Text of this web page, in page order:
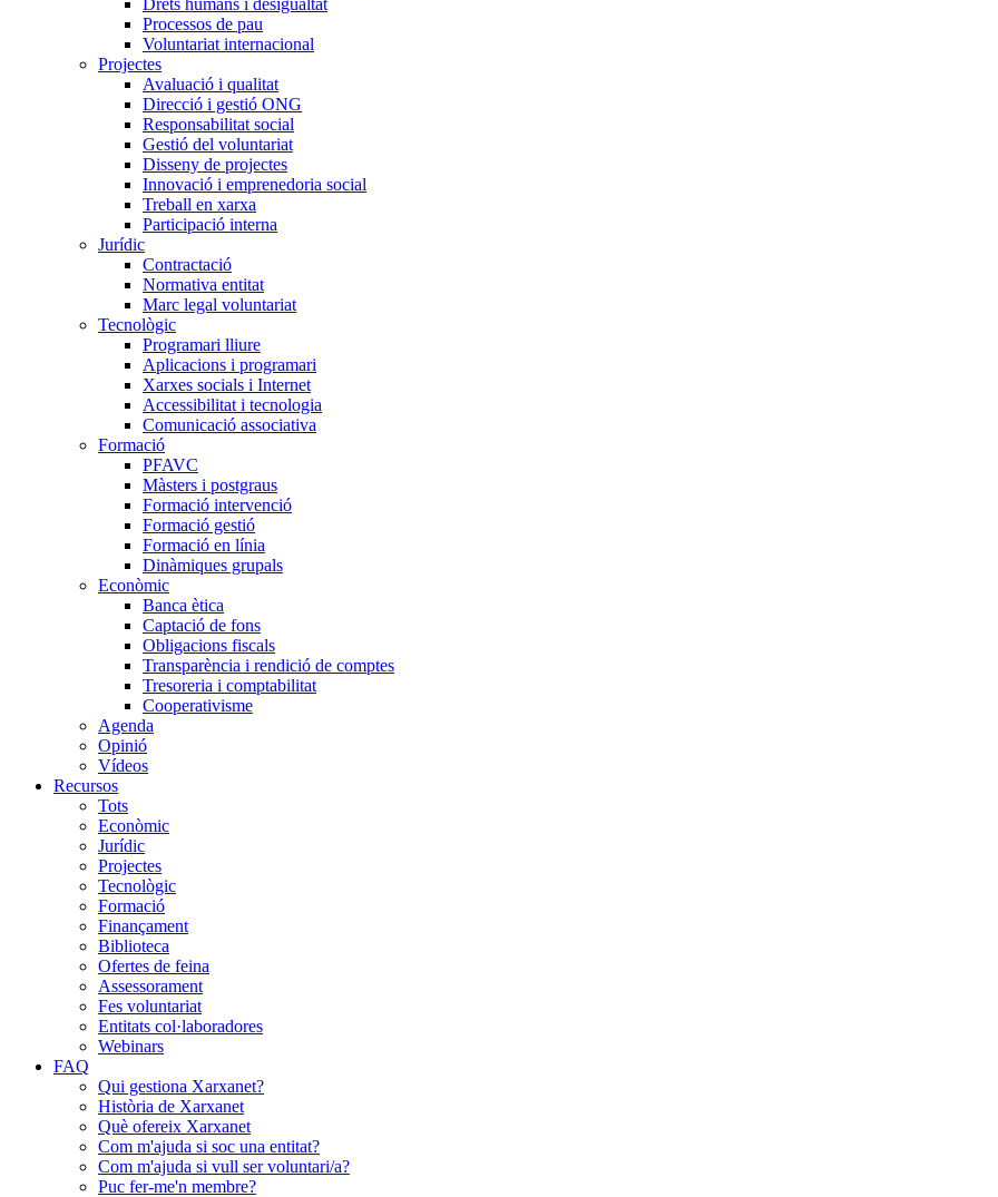
Drets humans i desigualtat
Processos de pau
Voluntariat internacional
Projectes
Avaluació i qualitat
Direcció i gestió ONG
Responsabilitat social
Gestió del voluntariat
Disseny de projectes
Innovació i emprenedoria social
Treball en xarxa
Participació interna
Jurídic
Contractació
Normativa entitat
Marc legal voluntariat
Tecnològic
Programari lliure
Aplicacions i programari
Xarxes socials i Internet
Accessibilitat i tecnologia
Comunicació associativa
Formació
PFAVC
Màsters i postgraus
Formació intervenció
Formació gestió
Formació en línia
Dinàmiques grupals
Econòmic
Banca ètica
Captació de fons
Obligacions fiscals
Transparència i rendició de comptes
Tresoreria i comptabilitat
Cooperativisme
Agenda
Opinió
Vídeos
Recursos
Tots
Econòmic
Jurídic
Projectes
Tecnològic
Formació
Finançament
Biblioteca
Ofertes de feina
Assessorament
Fes voluntariat
Entitats col·laboradores
Webinars
FAQ
Qui gestiona Xarxanet?
Història de Xarxanet
Què ofereix Xarxanet
Com m'ajuda si soc una entitat?
Com m'ajuda si vull ser voluntari/a?
Puc fer-me'n membre?